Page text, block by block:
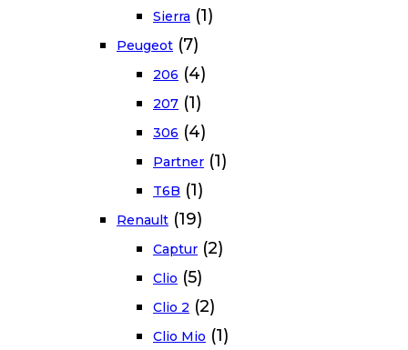
Sierra (1)
Peugeot (7)
206 (4)
207 (1)
306 (4)
Partner (1)
T6B (1)
Renault (19)
Captur (2)
Clio (5)
Clio 2 (2)
Clio Mio (1)